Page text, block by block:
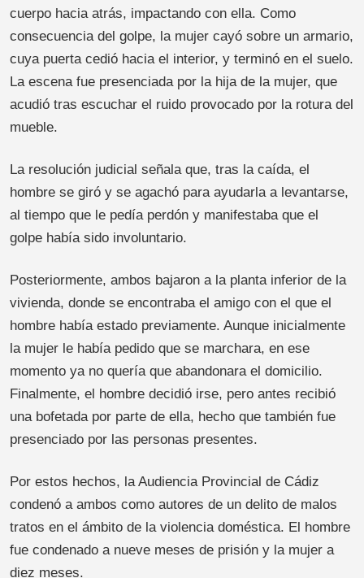
cuerpo hacia atrás, impactando con ella. Como
consecuencia del golpe, la mujer cayó sobre un armario,
cuya puerta cedió hacia el interior, y terminó en el suelo.
La escena fue presenciada por la hija de la mujer, que
acudió tras escuchar el ruido provocado por la rotura del
mueble.
La resolución judicial señala que, tras la caída, el
hombre se giró y se agachó para ayudarla a levantarse,
al tiempo que le pedía perdón y manifestaba que el
golpe había sido involuntario.
Posteriormente, ambos bajaron a la planta inferior de la
vivienda, donde se encontraba el amigo con el que el
hombre había estado previamente. Aunque inicialmente
la mujer le había pedido que se marchara, en ese
momento ya no quería que abandonara el domicilio.
Finalmente, el hombre decidió irse, pero antes recibió
una bofetada por parte de ella, hecho que también fue
presenciado por las personas presentes.
Por estos hechos, la Audiencia Provincial de Cádiz
condenó a ambos como autores de un delito de malos
tratos en el ámbito de la violencia doméstica. El hombre
fue condenado a nueve meses de prisión y la mujer a
diez meses.